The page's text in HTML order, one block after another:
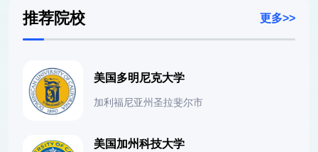
推荐院校 更多>>
美国多明尼克大学
加利福尼亚州圣拉斐尔市
美国加州科技大学